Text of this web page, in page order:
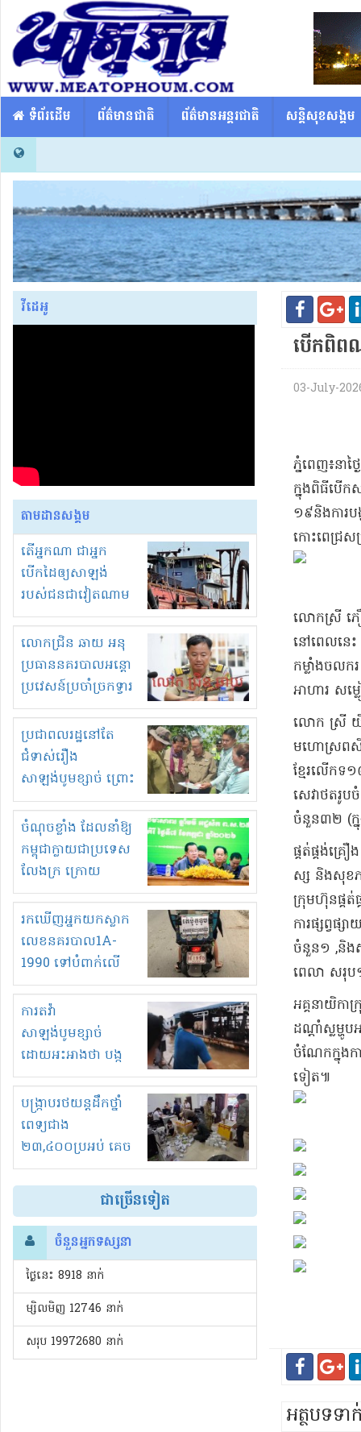
​​ ទំព័រដើម ព័ត៌មានជាតិ ព័ត៌មានអន្តរជាតិ សន្តិសុខសង្គម
វីដេអូ
តាមដានសង្គម
តើអ្នកណា ជាអ្នក
បើកដៃឲ្យសាឡង់
របស់ជនជាវៀតណាម
ចូល មកខុស
ច្បាប់លួចបូមខ្សាច់នៅ
ក្នុងប្រទេសកម្ពុជា
លោកជ្រិន ឆាយ អនុ
ប្រធាននគរបាលអន្តោ
ប្រវេសន៍ប្រចាំច្រកទ្វារ
ព្រំដែនភ្នំឌិន និងឈ្មួញ
មួយចំនួនទៀត
កំពង់តែគុបគិតគ្នា
ធ្វើសកម្មភាពរកស៊ីនិង
ស្តុកទំនិញគេចពន្ធ?
ប្រជាពលរដ្ឋនៅតែ
ជំទាស់រឿង
សាឡង់បូមខ្សាច់ ព្រោះ
ខ្លាចបាក់ច្រាំងទៀត!
ចំណុចខ្លាំង ដែលនាំឱ្យ
កម្ពុជាក្លាយជាប្រទេស
លែងក្រ ក្រោយ
ឆ្នាំ២០៣០
រកឃើញអ្នកយកស្លាក
លេខនគរបាល1A-
1990 ទៅបំពាក់លើ
ម៉ូតូរបស់ខ្លួន ដាកផ្លាក
រត់ឌុបហើយ
ការតវ៉ា
សាឡង់បូមខ្សាច់
ដោយអះអាងថា បង្ក
បាក់ច្រាំងទន្លេ និង
រំខានទាំងយប់ទាំងថ្ងៃ
បង្ក្រាបរថយន្តដឹកថ្នាំ
ពេទ្យជាង
២៣,៤០០ប្រអប់ គេច
ពន្ធនិងអត់ច្បាប់នាំ
ចូល!?
ជាច្រើនទៀត
ចំនួនអ្នកទស្សនា
ថ្ងៃនេះ​ 8918 នាក់
ម្សិលមិញ 12746 នាក់
សរុប 19972680 នាក់
បើក​ពិ​ព
03-July-
ភ្នំពេញ​៖​នា​
ក្នុង​ពិធី​បើ
១៩​និង​ការ
កោះ​ពេជ្រ​ស
លោកស្រី ភឿ
នៅពេលនេ
កម្លាំងចលក
អាហារ សម្
លោក ស្រី យី
មហោស្រព​សិ
ខ្មែរលើ​កទ​
សេវា​ថតរូប​
ចំនួន​៣២ (​ក្នុ
ផ្គត់ផ្គង់​គ្រ
ស្ស និង​សុខភ
ក្រុមហ៊ុន​ផ្គត់
ការផ្សព្វផ្
ចំនួន​១ ,​និង​ស្
ពេលា សរុ
អគ្គនាយិក
ដណ្ដាំ​ស្ល​ម្
ចំណែក​ក្នុងក
ទៀត​៕
អត្ថបទទ